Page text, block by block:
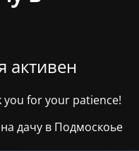
активен
you for your patience!
дачу в Подмоскоье